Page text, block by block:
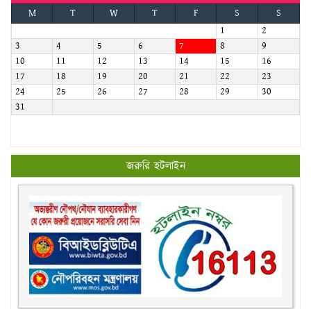
M T W T F S
S
1
2
3
4 5 6 7 8
9
10
11 12 13 14 15
16
17
18 19 20 21 22
23
24
25 26 27 28 29
30
31
জরুরি হটলাইন